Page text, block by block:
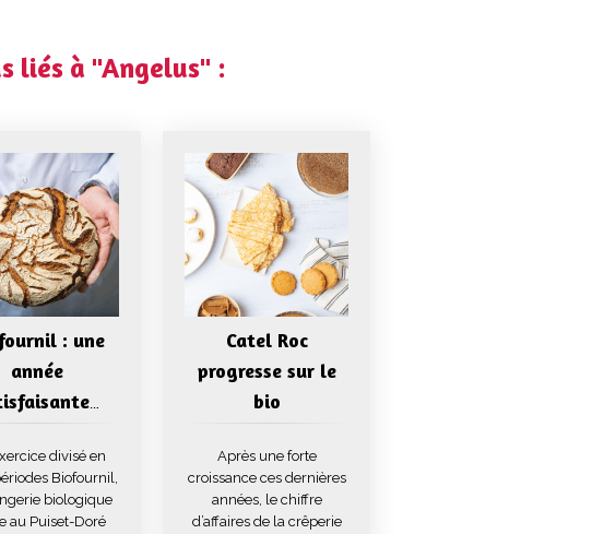
liés à "Angelus" :
: une
année
divisé en
Biofournil,
biologique
au Puiset-Doré
Catel Roc
progresse sur le
bio
Après une forte
croissance ces dernières
années, le chiffre
d’affaires de la crêperie